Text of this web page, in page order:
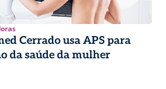
Cerrado usa APS para
da saúde da mulher